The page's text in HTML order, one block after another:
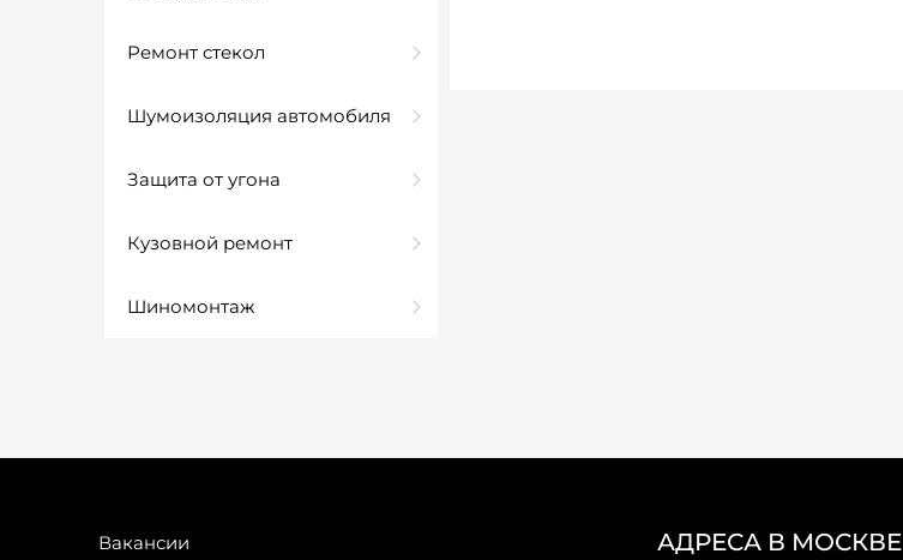
Ремонт стекол
Шумоизоляция автомобиля
Защита от угона
Кузовной ремонт
Шиномонтаж
Вакансии АДРЕСА В МОСКВЕ